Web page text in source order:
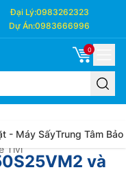
Đại Lý:0983262323
Dự Án:0983666996
0
- Máy SấyTrung Tâm Bảo
Tivi
và